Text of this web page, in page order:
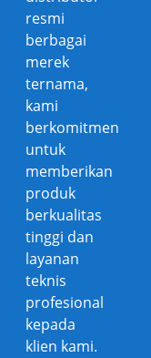
resmi
berbagai
merek
ternama,
kami
berkomitmen
untuk
memberikan
produk
berkualitas
tinggi dan
layanan
teknis
profesional
kepada
klien kami.